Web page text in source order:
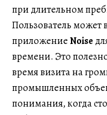
при длительном
Пользователь
приложениеNoise
времени. Это
время визита на
промышленных
понимания, когда